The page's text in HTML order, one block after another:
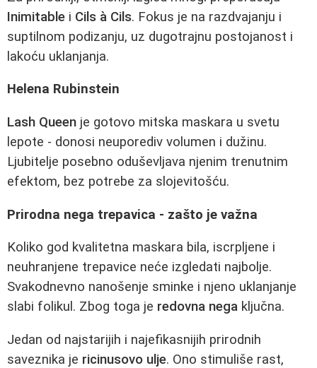
Inimitable i Cils à Cils. Fokus je na razdvajanju i
suptilnom podizanju, uz dugotrajnu postojanost i
lakoću uklanjanja.
Helena Rubinstein
Lash Queen je gotovo mitska maskara u svetu
lepote - donosi neuporediv volumen i dužinu.
Ljubitelje posebno oduševljava njenim trenutnim
efektom, bez potrebe za slojevitošću.
Prirodna nega trepavica - zašto je važna
Koliko god kvalitetna maskara bila, iscrpljene i
neuhranjene trepavice neće izgledati najbolje.
Svakodnevno nanošenje sminke i njeno uklanjanje
slabi folikul. Zbog toga je redovna nega ključna.
Jedan od najstarijih i najefikasnijih prirodnih
saveznika je ricinusovo ulje. Ono stimuliše rast,